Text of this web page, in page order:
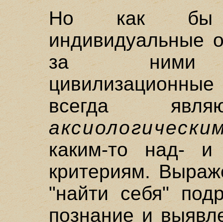
Но как бы
индивидуальные
за ними
всегда
каким-то над- и
критериям.
"найти себя"
познание и